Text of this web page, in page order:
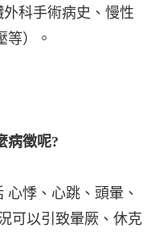
科手術病史、慢性
等）。
病徵呢?
悸、心跳、頭暈、
可以引致暈厥、休克